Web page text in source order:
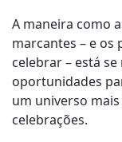
A maneira como
marcantes – e
celebrar – está
oportunidades
um universo
celebrações.